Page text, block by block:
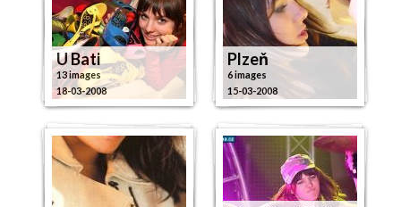
U Bati
13 images
18-03-2008
Plzeň
6 images
15-03-2008